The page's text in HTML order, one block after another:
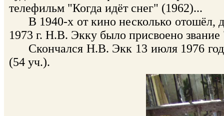
телефильм "Когда идёт снег" (1962)...
В 1940-х от кино несколько отошёл,
1973 г. Н.В. Экку было присвоено
Скончался Н.В. Экк 13 июля 1976
(54 уч.).